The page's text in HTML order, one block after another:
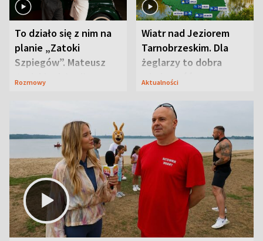
To działo się z nim na
planie „Zatoki
Szpiegów”. Mateusz
Janicki odsłonił
Rozmowy
Wiatr nad Jeziorem
Tarnobrzeskim. Dla
żeglarzy to dobra
wiadomość
Aktualności